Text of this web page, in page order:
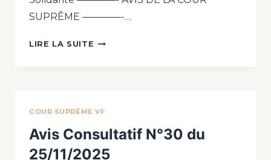
SUPRÊME ————-…
LIRE LA SUITE
COUR SUPRÊME VF
Avis Consultatif N°30 du
25/11/2025